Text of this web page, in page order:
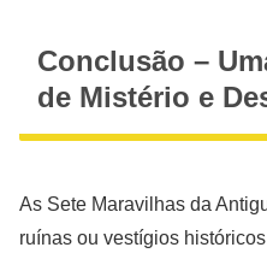
Conclusão –
de Mistério e
As Sete Maravilhas da
ruínas ou vestígios